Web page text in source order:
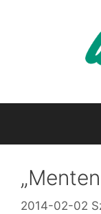
2014-02-02